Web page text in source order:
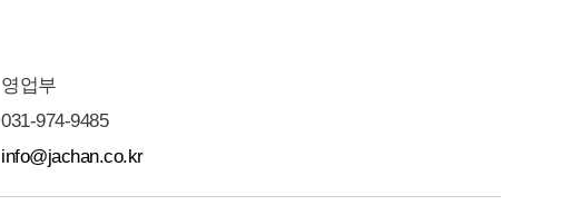
영업부
031-974-9485
info@jachan.co.kr